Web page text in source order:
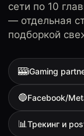
сети по 10
— отдельная
подборкой
🎰iGaming
🔵Facebook/
📊Трекинг и